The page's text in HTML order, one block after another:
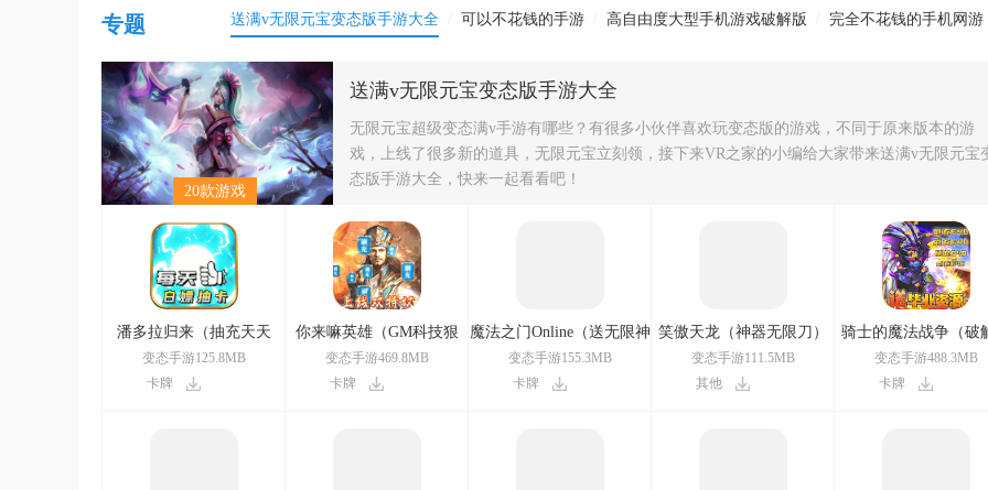
专题 送满v无限元宝变态版手游大全 可以不花钱的手游 高自由度大型手机游戏破解版 完全不花钱的手机网游
20款游戏
送满v无限元宝变态版手游大全
无限元宝超级变态满v手游有哪些？有很多小伙伴喜欢玩变态版的游戏，不同于原来版本的游
戏，上线了很多新的道具，无限元宝立刻领，接下来VR之家的小编给大家带来送满v无限元宝
态版手游大全，快来一起看看吧！
潘多拉归来（抽充天天
送）
变态手游125.8MB
卡牌
你来嘛英雄（GM科技狠
活）
变态手游469.8MB
卡牌
魔法之门Online（送无限神
权）
变态手游155.3MB
卡牌
笑傲天龙（神器无限刀）
变态手游111.5MB
其他
骑士的魔法战争（破
充）
变态手游488.3MB
卡牌